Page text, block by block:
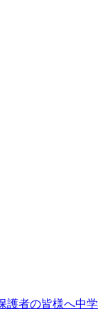
護者の皆様へ中学